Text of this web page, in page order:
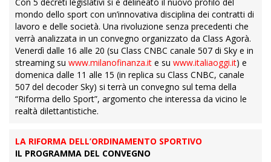
Con 5 decreti legislativi si è delineato il nuovo profilo del
mondo dello sport con un’innovativa disciplina dei contratti di
lavoro e delle società. Una rivoluzione senza precedenti che
verrà analizzata in un convegno organizzato da Class Agorà.
Venerdì dalle 16 alle 20 (su Class CNBC canale 507 di Sky e in
streaming su www.milanofinanza.it e su www.italiaoggi.it) e
domenica dalle 11 alle 15 (in replica su Class CNBC, canale
507 del decoder Sky) si terrà un convegno sul tema della
“Riforma dello Sport”, argomento che interessa da vicino le
realtà dilettantistiche.
LA RIFORMA DELL’ORDINAMENTO SPORTIVO
IL PROGRAMMA DEL CONVEGNO